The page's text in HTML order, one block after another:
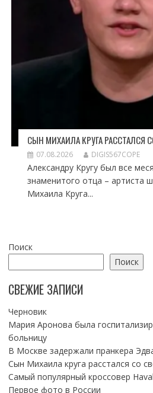
СЫН МИХАИЛА КРУГА РАССТАЛСЯ
07.08.2026 DIGIS567COPE
Александру Кругу был все
знаменитого отца – артиста
Михаила Круга...
Поиск
Поиск
СВЕЖИЕ ЗАПИСИ
Черновик
Мария Аронова была
больницу
В Москве задержали пранкера
Сын Михаила круга расстался со
Самый популярный кроссовер
Первое фото в России